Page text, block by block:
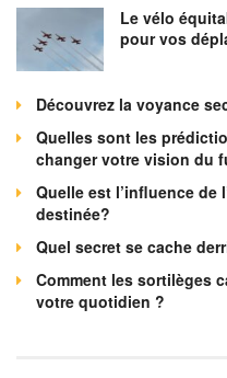
Le vélo
pour vos
Découvrez la voyance
Quelles sont les
changer votre vision du
Quelle est l’influence
destinée?
Quel secret se cache
Comment les sortilèges
votre quotidien ?